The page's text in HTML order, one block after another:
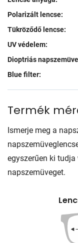
Polarizált lencse:
Tükröződő lencse:
UV védelem:
Dioptriás
Blue filter:
Termék
Ismerje meg a
egyszerűen ki
napszemüveget.